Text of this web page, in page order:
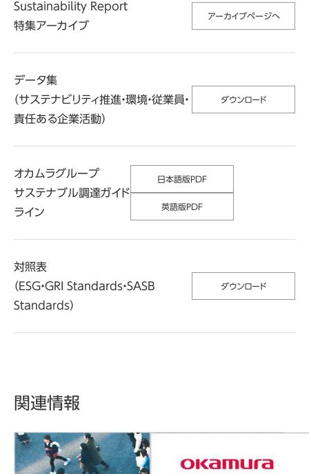
Sustainability Report
特集アーカイブ
アーカイブページへ
データ集
（サステナビリティ推進・環境・従業員・
責任ある企業活動）
ダウンロード
オカムラグループ
サステナブル調達ガイド
ライン
日本語版PDF
英語版PDF
対照表
（ESG・GRI Standards・SASB
Standards）
ダウンロード
関連情報